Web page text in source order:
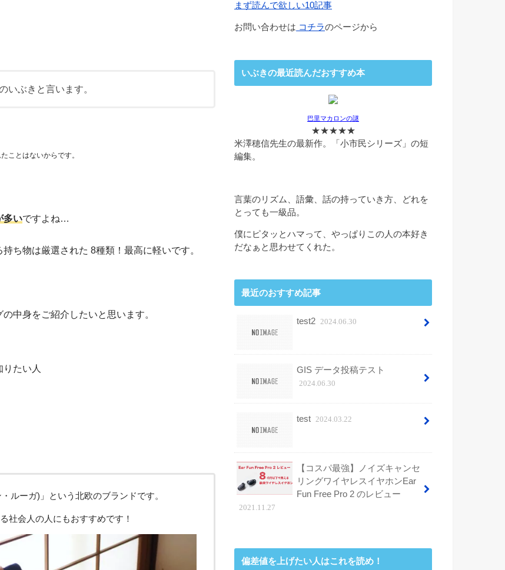
いぶきと言います。
ことはないからです。
多いですよね…
ち物は厳選された 8種類！最高に軽いです。
中身をご紹介したいと思います。
たい人
ルーガ)」という北欧のブランドです。
社会人の人にもおすすめです！
まず読んで欲しい10記事
お問い合わせは コチラのページから
いぶきの最近読んだおすすめ本
巴里マカロンの謎
★★★★★
米澤穂信先生の最新作。「小市民シリーズ」の短
編集。
言葉のリズム、語彙、話の持っていき方、どれを
とっても一級品。
僕にピタッとハマって、やっぱりこの人の本好き
だなぁと思わせてくれた。
最近のおすすめ記事
test2 2024.06.30
GIS データ投稿テスト
2024.06.30
test 2024.03.22
【コスパ最強】ノイズキャンセ
リングワイヤレスイヤホンEar
Fun Free Pro 2 のレビュー
2021.11.27
偏差値を上げたい人はこれを読め！